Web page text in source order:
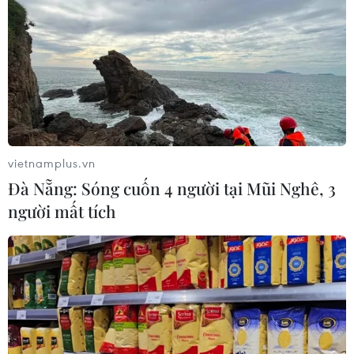
'U22 Việt Nam phải bảo vệ thành công Huy
chương vàng SEA Games 31'
31/12/2020 08:08
Bóng đá và điền kinh là hai môn thi đấu được ngành
vietnamplus.vn
Đà Nẵng: Sóng cuốn 4 người tại Mũi Nghê, 3
người mất tích